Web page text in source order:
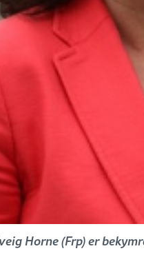
Horne (Frp) er